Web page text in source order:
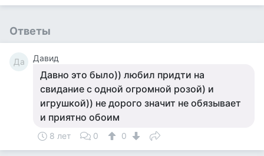
Ответы
Да Давид
Давно это было)) любил придти на
свидание с одной огромной розой) и
игрушкой)) не дорого значит не обязывает
и приятно обоим
8 лет 0 0